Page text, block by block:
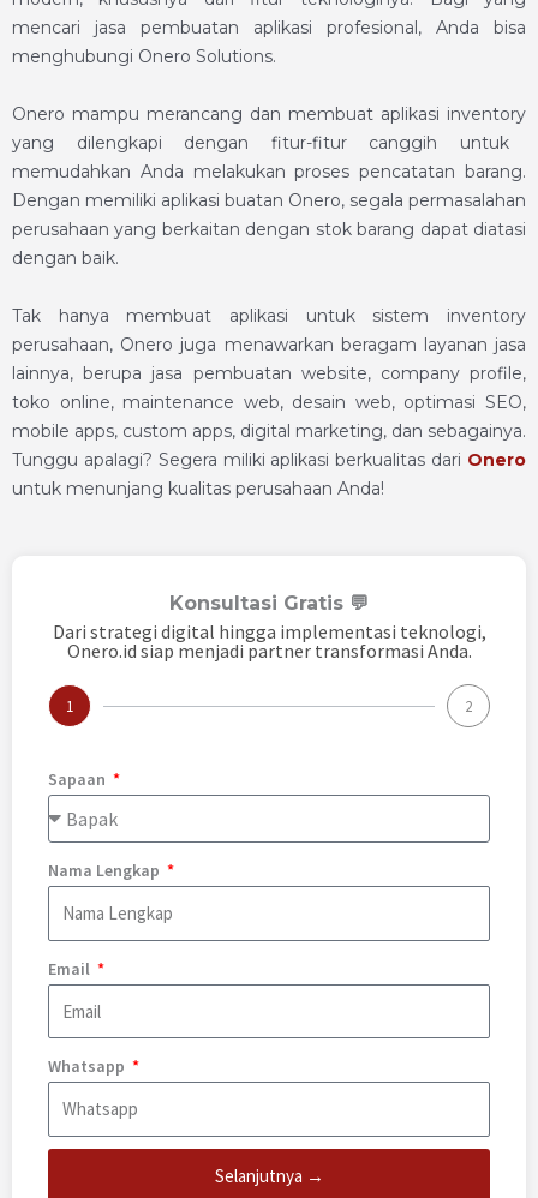
mencari jasa pembuatan aplikasi profesional, Anda bisa
menghubungi Onero Solutions.
Onero mampu merancang dan membuat aplikasi inventory
yang dilengkapi dengan fitur-fitur canggih untuk
memudahkan Anda melakukan proses pencatatan barang.
Dengan memiliki aplikasi buatan Onero, segala permasalahan
perusahaan yang berkaitan dengan stok barang dapat diatasi
dengan baik.
Tak hanya membuat aplikasi untuk sistem inventory
perusahaan, Onero juga menawarkan beragam layanan jasa
lainnya, berupa jasa pembuatan website, company profile,
toko online, maintenance web, desain web, optimasi SEO,
mobile apps, custom apps, digital marketing, dan sebagainya.
Tunggu apalagi? Segera miliki aplikasi berkualitas dari Onero
untuk menunjang kualitas perusahaan Anda!
Konsultasi Gratis 💬
Dari strategi digital hingga implementasi teknologi,
Onero.id siap menjadi partner transformasi Anda.
1 2
Sapaan
Nama Lengkap
Email
Whatsapp
Selanjutnya →